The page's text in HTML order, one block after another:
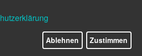
Nordeifel
Ablehnen Zustimmen